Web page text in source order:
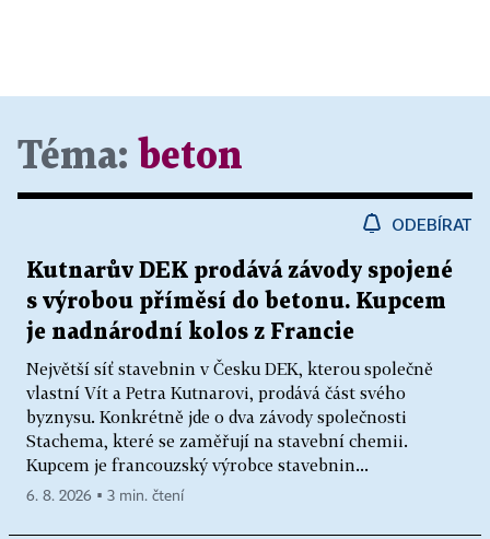
Téma: beton
ODEBÍRAT
Kutnarův DEK prodává závody spojené
s výrobou příměsí do betonu. Kupcem
je nadnárodní kolos z Francie
Největší síť stavebnin v Česku DEK, kterou společně
vlastní Vít a Petra Kutnarovi, prodává část svého
byznysu. Konkrétně jde o dva závody společnosti
Stachema, které se zaměřují na stavební chemii.
Kupcem je francouzský výrobce stavebnin...
6. 8. 2026 ▪ 3 min. čtení